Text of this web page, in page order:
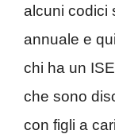
alcuni codici
annuale e
chi ha un
che sono
con figli a